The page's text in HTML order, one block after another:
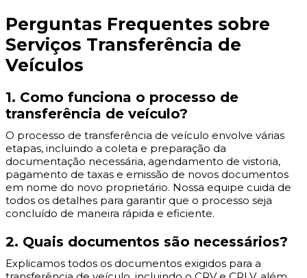
Perguntas Frequentes sobre
Serviços Transferência de
Veículos
1. Como funciona o processo de
transferência de veículo?
O processo de transferência de veículo envolve várias
etapas, incluindo a coleta e preparação da
documentação necessária, agendamento de vistoria,
pagamento de taxas e emissão de novos documentos
em nome do novo proprietário. Nossa equipe cuida de
todos os detalhes para garantir que o processo seja
concluído de maneira rápida e eficiente.
2. Quais documentos são necessários?
Explicamos todos os documentos exigidos para a